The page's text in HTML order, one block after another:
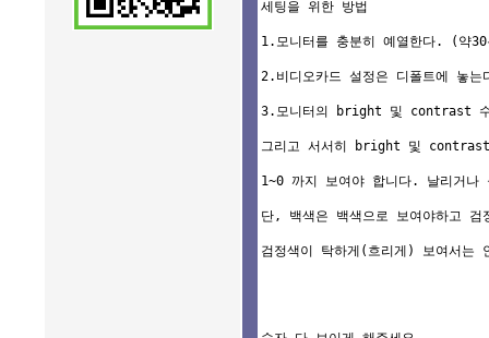
세팅을 위한 방법
1.모니터를 충분히 예열한다. (약
2.비디오카드 설정은 디폴트에 놓는
3.모니터의 bright 및 contrast 수
그리고 서서히 bright 및 contrast
1~0 까지 보여야 합니다. 날리거나
단, 백색은 백색으로 보여야하고 검
검정색이 탁하게(흐리게) 보여서는